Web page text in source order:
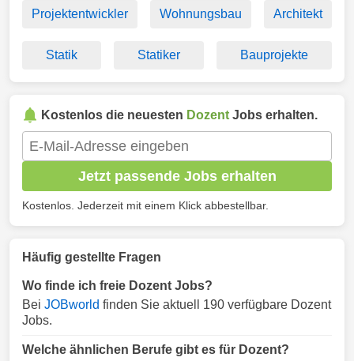
Projektentwickler Wohnungsbau Architekt
Statik Statiker Bauprojekte
Kostenlos die neuesten Dozent Jobs erhalten.
Jetzt passende Jobs erhalten
Kostenlos. Jederzeit mit einem Klick abbestellbar.
Häufig gestellte Fragen
Wo finde ich freie Dozent Jobs?
Bei JOBworld finden Sie aktuell 190 verfügbare Dozent
Jobs.
Welche ähnlichen Berufe gibt es für Dozent?